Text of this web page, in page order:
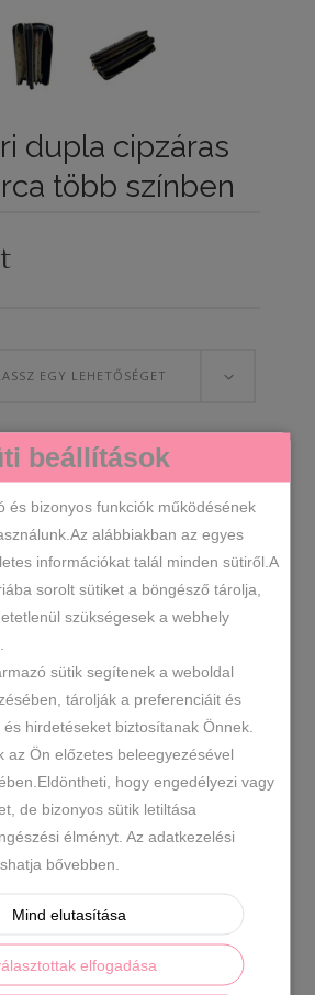
dupla cipzáras
több színben
EGY LEHETŐSÉGET
TESZEM
Kiegészítők,Pénztárcák,bőr
pénztárcák
LEÍRÁS
,dupla cipzáras.
hely:EUSzín:
kroko.Méret:Szé 19 x Ma
beállítások
és bizonyos funkciók működésének
alábbiakban az egyes
információkat talál minden sütiről.A
sorolt sütiket a böngésző tárolja,
szükségesek a webhely
sütik segítenek a weboldal
tárolják a preferenciáit és
hirdetéseket biztosítanak Önnek.
az Ön előzetes beleegyezésével
hogy engedélyezi vagy
de bizonyos sütik letiltása
élményt. Az adatkezelési
bővebben.
Mind elutasítása
elfogadása